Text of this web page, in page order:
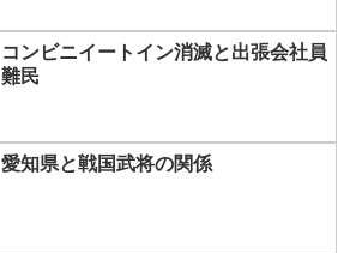
コンビニイートイン消滅と出張会社員
難民
愛知県と戦国武将の関係